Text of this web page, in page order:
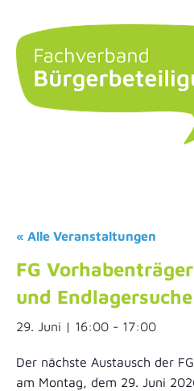
« Alle Veranstaltungen
FG
und Endlagersuche
29. Juni | 16:00 - 17:00
Der nächste Austausch der
am Montag, dem 29. Juni